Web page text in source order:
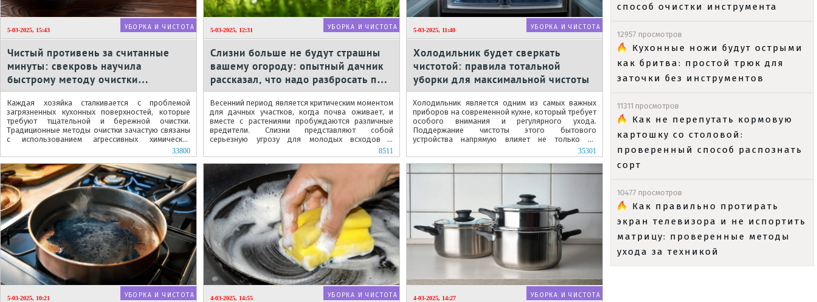
способ очистки инструмента
12957 просмотров
Кухонные ножи будут острыми
как бритва: простой трюк для
заточки без инструментов
11311 просмотров
Как не перепутать кормовую
картошку со столовой:
проверенный способ распознать
сорт
10477 просмотров
Как правильно протирать
экран телевизора и не испортить
матрицу: проверенные методы
ухода за техникой
5-03-2025, 15:43 УБОРКА И ЧИСТОТА
Чистый противень за считанные
минуты: свекровь научила
быстрому методу очистки
домашними ингредиентами
Каждая хозяйка сталкивается с проблемой
загрязненных кухонных поверхностей, которые
требуют тщательной и бережной очистки.
Традиционные методы очистки зачастую связаны
с использованием агрессивных химических
33800
5-03-2025, 12:31 УБОРКА И ЧИСТОТА
Слизни больше не будут страшны
вашему огороду: опытный дачник
рассказал, что надо разбросать по
грядкам в марте
Весенний период является критическим моментом
для дачных участков, когда почва оживает, и
вместе с растениями пробуждаются различные
вредители. Слизни представляют собой
серьезную угрозу для молодых всходов и
8511
5-03-2025, 11:40 УБОРКА И ЧИСТОТА
Холодильник будет сверкать
чистотой: правила тотальной
уборки для максимальной чистоты
Холодильник является одним из самых важных
приборов на современной кухне, который требует
особого внимания и регулярного ухода.
Поддержание чистоты этого бытового
устройства напрямую влияет не только на
35301
5-03-2025, 10:21 УБОРКА И ЧИСТОТА 4-03-2025, 14:55 УБОРКА И ЧИСТОТА 4-03-2025, 14:27 УБОРКА И ЧИСТОТА